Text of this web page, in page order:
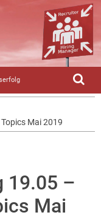
Mai 2019
19.05 –
Mai